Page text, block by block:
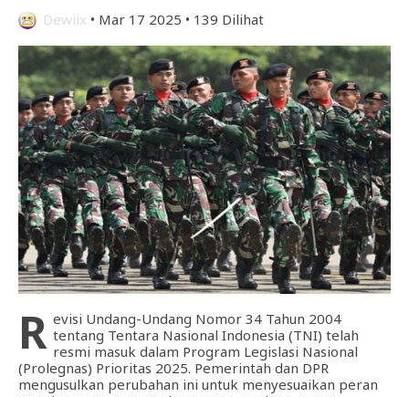
Dewiix • Mar 17 2025 • 139 Dilihat
R evisi Undang-Undang Nomor 34 Tahun 2004
tentang Tentara Nasional Indonesia (TNI) telah
resmi masuk dalam Program Legislasi Nasional
(Prolegnas) Prioritas 2025. Pemerintah dan DPR
mengusulkan perubahan ini untuk menyesuaikan peran